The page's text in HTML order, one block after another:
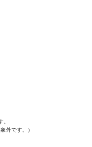
外です。）